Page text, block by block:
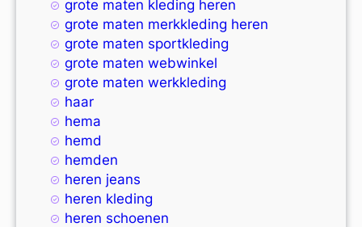
grote maten kleding heren
grote maten merkkleding heren
grote maten sportkleding
grote maten webwinkel
grote maten werkkleding
haar
hema
hemd
hemden
heren jeans
heren kleding
heren schoenen